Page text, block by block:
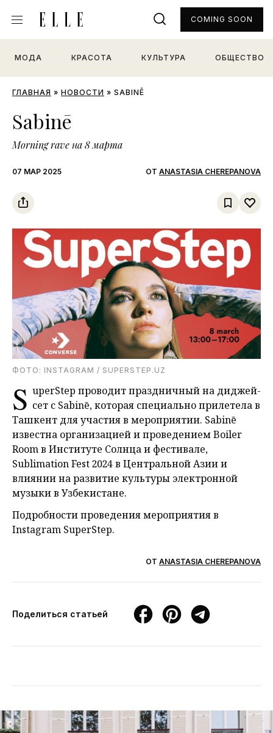
МОДА КРАСОТА КУЛЬТУРА ОБЩЕСТВО
COMING SOON
ГЛАВНАЯ » НОВОСТИ » SABINĒ
Sabinē
Morning rave на 8 марта
07 МАР 2025 ОТ ANASTASIA CHEREPANOVA
ФОТО: INSTAGRAM / SUPERSTEP.UZ
S uperStep проводит праздничный на диджей-
сет с Sabinē, которая специально прилетела в
Ташкент для участия в мероприятии. Sabinē
известна организацией и проведением Boiler
Room в Институте Солнца и фестивале,
Sublimation Fest 2024 в Центральной Азии и
влиянии на развитие культуры электронной
музыки в Узбекистане.
Подробности проведения мероприятия в
Instagram SuperStep.
ОТ ANASTASIA CHEREPANOVA
Поделиться статьей